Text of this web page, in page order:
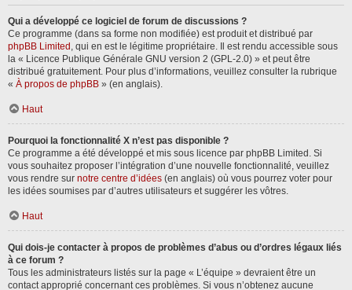
Qui a développé ce logiciel de forum de discussions ?
Ce programme (dans sa forme non modifiée) est produit et distribué par
phpBB Limited , qui en est le légitime propriétaire. Il est rendu accessible sous
la « Licence Publique Générale GNU version 2 (GPL-2.0) » et peut être
distribué gratuitement. Pour plus d’informations, veuillez consulter la rubrique
« À propos de phpBB » (en anglais).
Haut
Pourquoi la fonctionnalité X n’est pas disponible ?
Ce programme a été développé et mis sous licence par phpBB Limited. Si
vous souhaitez proposer l’intégration d’une nouvelle fonctionnalité, veuillez
vous rendre sur notre centre d’idées (en anglais) où vous pourrez voter pour
les idées soumises par d’autres utilisateurs et suggérer les vôtres.
Haut
Qui dois-je contacter à propos de problèmes d’abus ou d’ordres légaux liés
à ce forum ?
Tous les administrateurs listés sur la page « L’équipe » devraient être un
contact approprié concernant ces problèmes. Si vous n’obtenez aucune